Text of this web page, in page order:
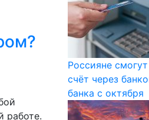
работе.
Россияне
счёт через
банка с октября